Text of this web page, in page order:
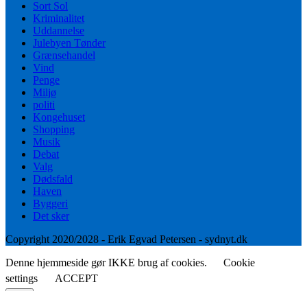
Sort Sol
Kriminalitet
Uddannelse
Julebyen Tønder
Grænsehandel
Vind
Penge
Miljø
politi
Kongehuset
Shopping
Musik
Debat
Valg
Dødsfald
Haven
Byggeri
Det sker
Copyright 2020/2028 - Erik Egvad Petersen - sydnyt.dk
Denne hjemmeside gør IKKE brug af cookies.
Cookie
settings
ACCEPT